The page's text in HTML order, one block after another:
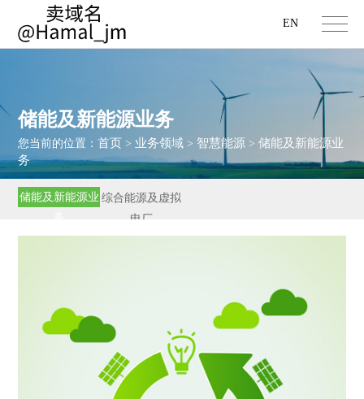
EN
储能及新能源业务
您当前的位置：首页 > 业务领域 > 智慧能源 >储能及新能源业
务
储能及新能源业 综合能源及虚拟
电厂